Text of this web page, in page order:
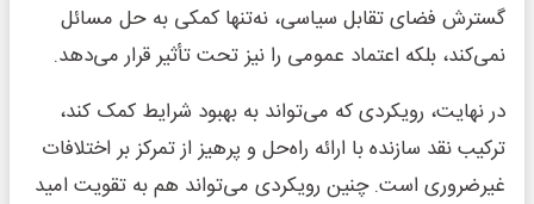
گسترش فضای تقابل سیاسی، نه‌تنها کمکی به حل مسائل
نمی‌کند، بلکه اعتماد عمومی را نیز تحت تأثیر قرار می‌دهد.
در نهایت، رویکردی که می‌تواند به بهبود شرایط کمک کند،
ترکیب نقد سازنده با ارائه راه‌حل و پرهیز از تمرکز بر اختلافات
غیرضروری است. چنین رویکردی می‌تواند هم به تقویت امید